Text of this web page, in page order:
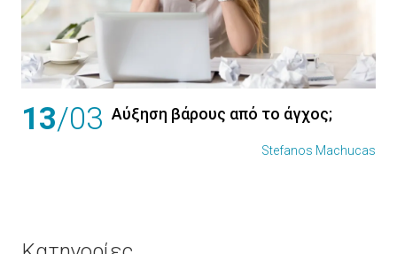
13/03 Αύξηση βάρους από το άγχος;
Stefanos Machucas